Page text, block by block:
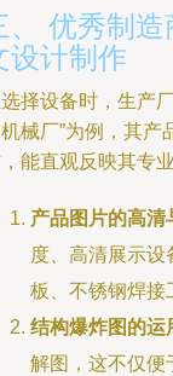
、 优秀制造
设计制作
择设备时，生产
械厂”为例，其产
能直观反映其专业
产品图片的高清
度、高清展示
板、不锈钢焊接
结构爆炸图的运
解图，这不仅便